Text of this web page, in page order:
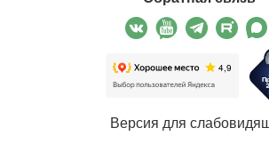
Версия для